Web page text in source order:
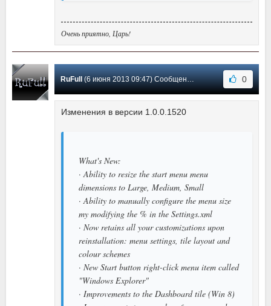
Очень приятно, Царь!
RuFull (6 июня 2013 09:47) Сообщение #1 0
Изменения в версии 1.0.0.1520
What's New:
· Ability to resize the start menu menu
dimensions to Large, Medium, Small
· Ability to manually configure the menu size
my modifying the % in the Settings.xml
· Now retains all your customizations upon
reinstallation: menu settings, tile layout and
colour schemes
· New Start button right-click menu item called
"Windows Explorer"
· Improvements to the Dashboard tile (Win 8)